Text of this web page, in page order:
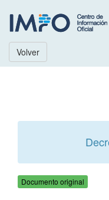
Volver
Documento original